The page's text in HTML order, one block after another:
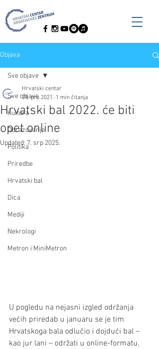
Objava
Sve objave
Kultura
Obrazovanje
Politika
Priredbe
Hrvatski bal
Dica
Mediji
Nekrologi
Metron i MiniMetron
Sve objave
Hrvatski bal 2022. će biti
opet online
Hrvatski centar
29. pro 2021. 1 min čitanja
Updated: 7. srp 2025.
U pogledu na nejasni izgled održanja
većih priredab u januaru se je tim
Hrvatskoga bala odlučio i dojdući bal –
kao jur lani – održati u online-formatu.